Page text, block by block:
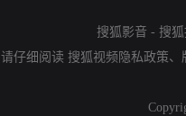
搜狐影音 - 搜
请仔细阅读 搜狐视频隐私政策、